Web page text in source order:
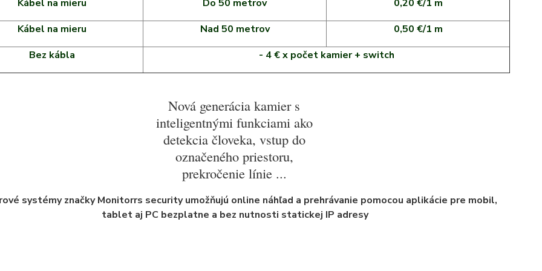
Kábel na mieru
Do 50 metrov
0,20 €/1 m
Kábel na mieru
Nad 50 metrov
0,50 €/1 m
Bez kábla
- 4 € x počet kamier + switch
Nová generácia kamier s
inteligentnými funkciami ako
detekcia človeka, vstup do
označeného priestoru,
prekročenie línie ...
systémy značky Monitorrs security umožňujú online náhľad a prehrávanie pomocou aplikácie pre mobil,
tablet aj PC bezplatne a bez nutnosti statickej IP adresy